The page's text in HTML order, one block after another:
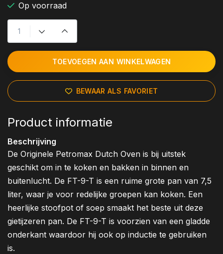
Op voorraad
TOEVOEGEN AAN WINKELWAGEN
BEWAAR ALS FAVORIET
Product informatie
Beschrijving
De Originele Petromax Dutch Oven is bij uitstek
geschikt om in te koken en bakken in binnen en
buitenlucht. De FT-9-T is een ruime grote pan van 7,5
liter, waar je voor redelijke groepen kan koken. Een
heerlijke stoofpot of soep smaakt het beste uit deze
gietijzeren pan. De FT-9-T is voorzien van een gladde
onderkant waardoor hij ook op inductie te gebruiken
is.